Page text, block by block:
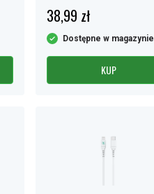
38,99 zł
Dostępne w magazynie
KUP